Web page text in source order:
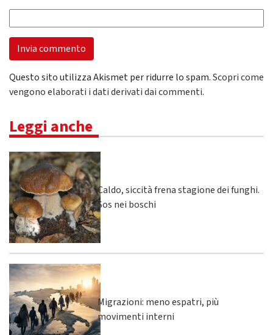
Questo sito utilizza Akismet per ridurre lo spam.Scopri come
vengono elaborati i dati derivati dai commenti.
Leggi anche
Caldo, siccità frena stagione dei funghi.
Sos nei boschi
Migrazioni: meno espatri, più
movimenti interni